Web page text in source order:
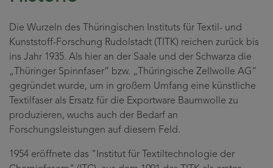
Die Wurzeln des Thüringischen Instituts für Textil- und
Kunststoff-Forschung Rudolstadt (TITK) reichen zurück bis
ins Jahr 1935. Als hier an der Saale und der Schwarza die
„Thüringer Spinnfaser“ bzw. „Thüringische Zellwolle AG“
gegründet wurde, um in großem Umfang eine künstliche
Textilfaser als Ersatz für die Exportware Baumwolle zu
produzieren, wuchs auch der Bedarf an
Forschungsleistungen auf diesem Feld.
1954 eröffnete das "Institut für Textiltechnologie der